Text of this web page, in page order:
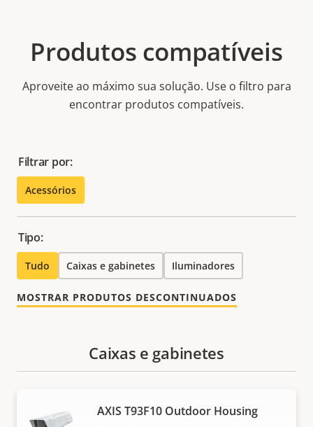
Produtos compatíveis
Aproveite ao máximo sua solução. Use o filtro para
encontrar produtos compatíveis.
Filtrar por:
Acessórios
Tipo:
Tudo Caixas e gabinetes Iluminadores
MOSTRAR PRODUTOS DESCONTINUADOS
Caixas e gabinetes
AXIS T93F10 Outdoor Housing